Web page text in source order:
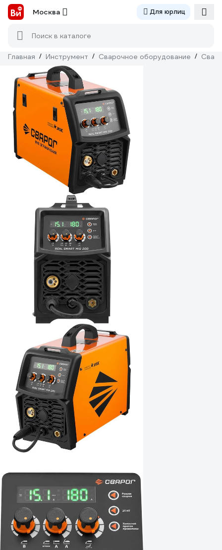
Москва Для юрлиц
Поиск в каталоге
Главная / Инструмент / Сварочное оборудование /